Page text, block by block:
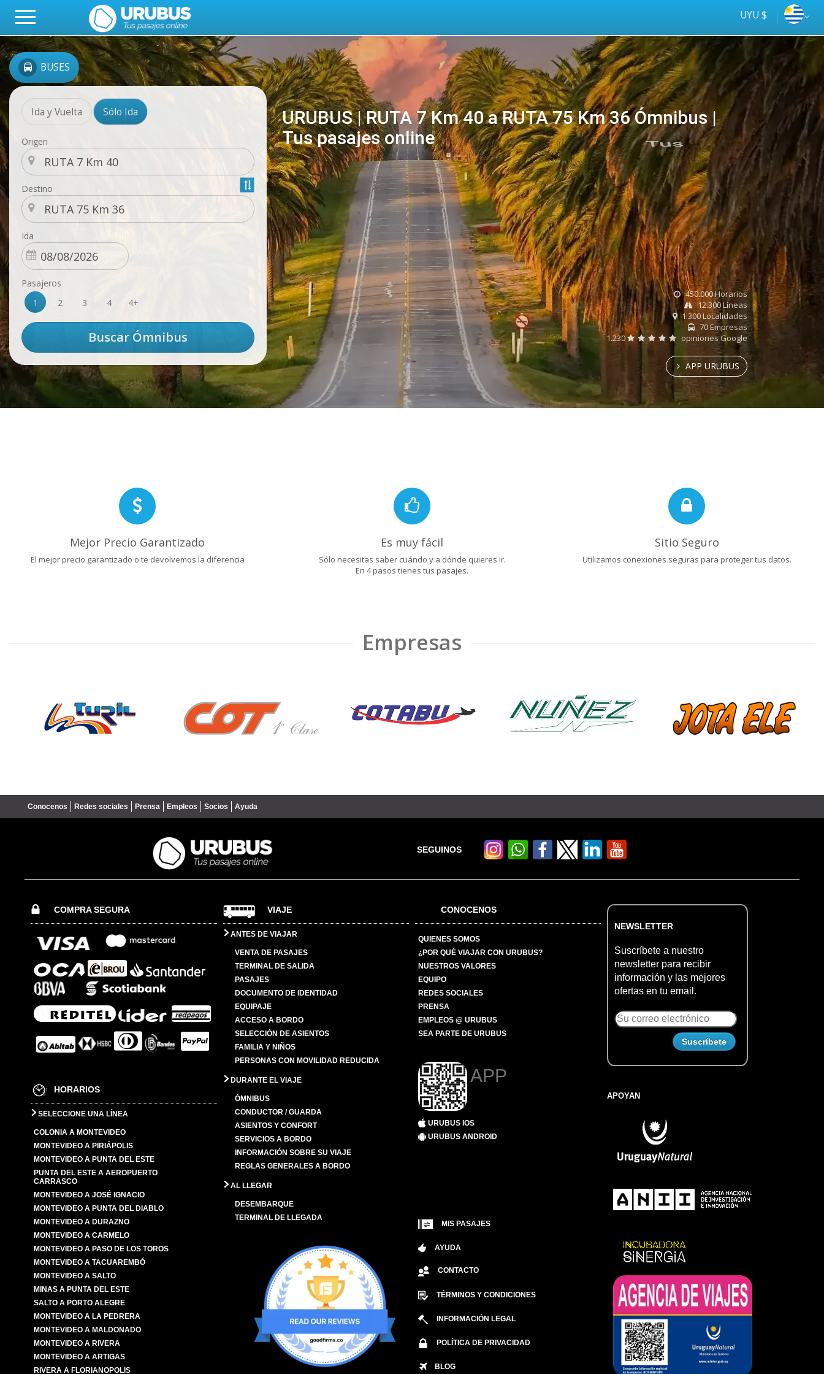
UYU $
BUSES
Ida y Vuelta Sólo Ida
Origen
Destino
Ida
Pasajeros
1
2 3 4 4+
URUBUS | RUTA 7 Km 40 a RUTA 75 Km 36 Ómnibus |
Tus pasajes online
online
Tus
ómnibus
450.000 Horarios
12.300 Líneas
1.300 Localidades
70 Empresas
1.230
opiniones Google
APP URUBUS
Mejor Precio Garantizado
El mejor precio garantizado o te devolvemos la diferencia
Es muy fácil
Sólo necesitas saber cuándo y a dónde quieres ir.
En 4 pasos tienes tus pasajes.
Sitio Seguro
Utilizamos conexiones seguras para proteger tus datos.
Empresas
Conocenos Redes sociales Prensa Empleos Socios Ayuda
SEGUINOS
COMPRA SEGURA
HORARIOS
SELECCIONE UNA LÍNEA
COLONIA A MONTEVIDEO
MONTEVIDEO A PIRIÁPOLIS
MONTEVIDEO A PUNTA DEL ESTE
PUNTA DEL ESTE A AEROPUERTO
CARRASCO
MONTEVIDEO A JOSÉ IGNACIO
MONTEVIDEO A PUNTA DEL DIABLO
MONTEVIDEO A DURAZNO
MONTEVIDEO A CARMELO
MONTEVIDEO A PASO DE LOS TOROS
MONTEVIDEO A TACUAREMBÓ
MONTEVIDEO A SALTO
MINAS A PUNTA DEL ESTE
SALTO A PORTO ALEGRE
MONTEVIDEO A LA PEDRERA
MONTEVIDEO A MALDONADO
MONTEVIDEO A RIVERA
MONTEVIDEO A ARTIGAS
RIVERA A FLORIANOPOLIS
VIAJE
ANTES DE VIAJAR
VENTA DE PASAJES
TERMINAL DE SALIDA
PASAJES
DOCUMENTO DE IDENTIDAD
EQUIPAJE
ACCESO A BORDO
SELECCIÓN DE ASIENTOS
FAMILIA Y NIÑOS
PERSONAS CON MOVILIDAD REDUCIDA
DURANTE EL VIAJE
ÓMNIBUS
CONDUCTOR / GUARDA
ASIENTOS Y CONFORT
SERVICIOS A BORDO
INFORMACIÓN SOBRE SU VIAJE
REGLAS GENERALES A BORDO
AL LLEGAR
DESEMBARQUE
TERMINAL DE LLEGADA
CONOCENOS
QUIENES SOMOS
¿POR QUÉ VIAJAR CON URUBUS?
NUESTROS VALORES
EQUIPO
REDES SOCIALES
PRENSA
EMPLEOS @ URUBUS
SEA PARTE DE URUBUS
APP
URUBUS IOS
URUBUS ANDROID
MIS PASAJES
AYUDA
CONTACTO
TÉRMINOS Y CONDICIONES
INFORMACIÓN LEGAL
POLÍTICA DE PRIVACIDAD
BLOG
NEWSLETTER
Suscríbete a nuestro
newsletter para recibir
información y las mejores
ofertas en tu email.
APOYAN